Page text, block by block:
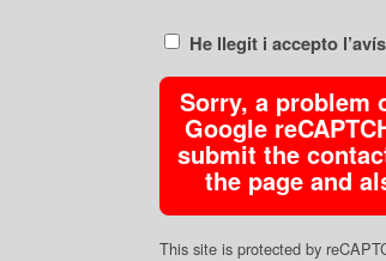
He llegit i accepto
Sorry, a problem
Google
submit the
the page and
This site is protected by